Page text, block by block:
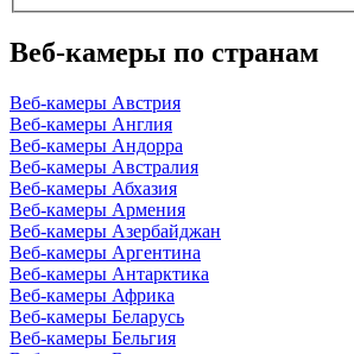
Веб-камеры по странам
Веб-камеры Австрия
Веб-камеры Англия
Веб-камеры Андорра
Веб-камеры Австралия
Веб-камеры Абхазия
Веб-камеры Армения
Веб-камеры Азербайджан
Веб-камеры Аргентина
Веб-камеры Антарктика
Веб-камеры Африка
Веб-камеры Беларусь
Веб-камеры Бельгия